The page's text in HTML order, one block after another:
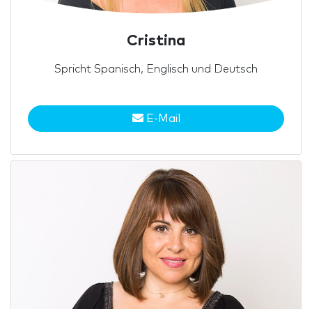
Cristina
Spricht Spanisch, Englisch und Deutsch
E-Mail